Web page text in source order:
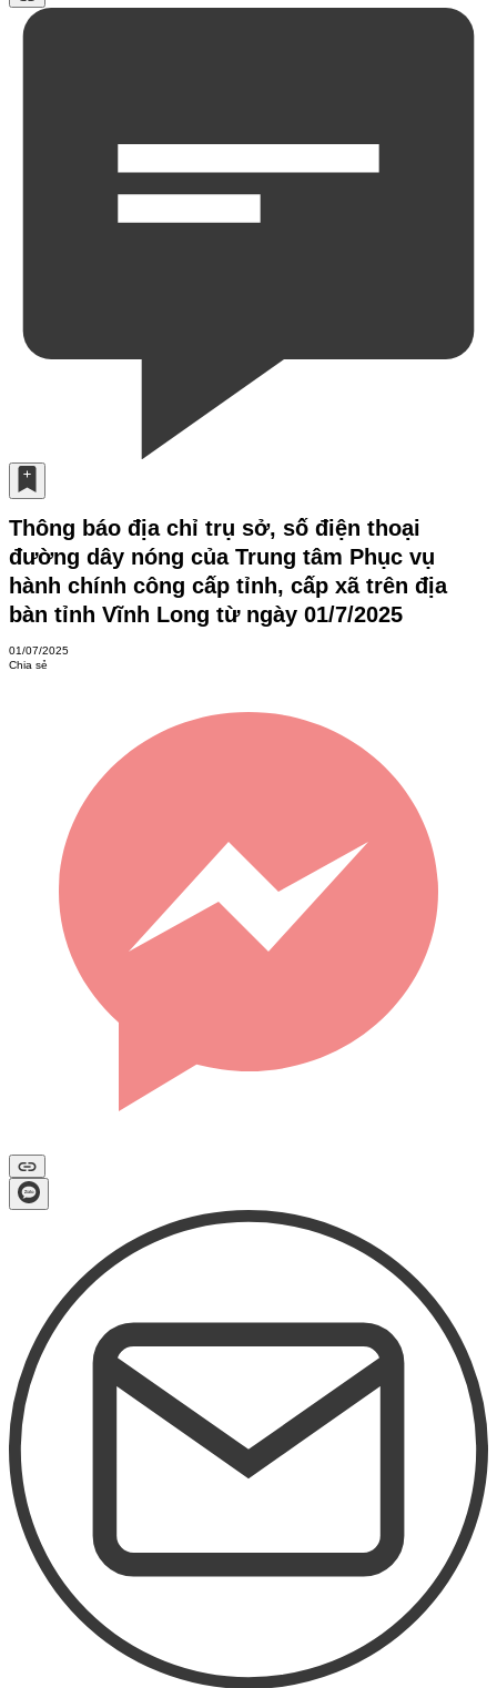
Thông báo địa chỉ trụ sở, số điện thoại
đường dây nóng của Trung tâm Phục vụ
hành chính công cấp tỉnh, cấp xã trên địa
bàn tỉnh Vĩnh Long từ ngày 01/7/2025
01/07/2025
Chia sẻ